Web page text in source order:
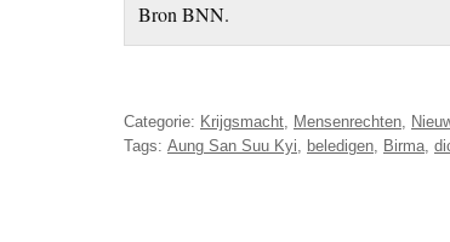
Bron BNN.
Categorie: Krijgsmacht Mensenrechten
Tags: Aung San Suu Kyi beledigen Birma